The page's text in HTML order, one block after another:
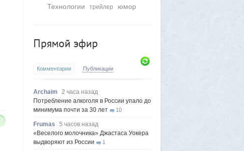
Технологии трейлер юмор
Прямой эфир
Комментарии Публикации
Archaim
2 часа назад
Потребление алкоголя в России упало до
минимума почти за 30 лет
10
Frumas
5 часов назад
«Веселого молочника» Джастаса Уокера
выдворяют из России
1